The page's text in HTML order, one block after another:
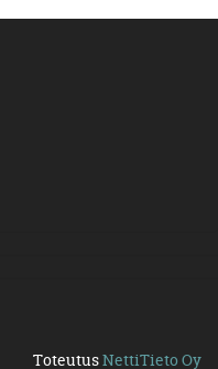
ToteutusNettiTieto Oy